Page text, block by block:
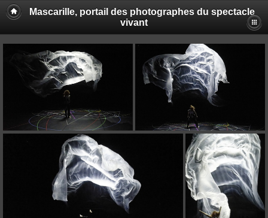
Mascarille, portail des photographes du spectacle
vivant